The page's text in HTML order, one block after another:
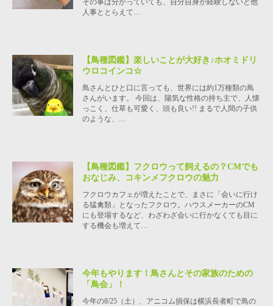
人事ととらえて…
【鳥種図鑑】楽しいことが大好き♪ホオミドリ
ウロコインコ☆
鳥さんとひと口に言っても、世界には約1万種類の鳥
さんがいます。 今回は、陽気な性格の持ち主で、人懐
っこく、仕草も可愛く、頭も良い!! まるで人間の子供
のような、…
【鳥種図鑑】フクロウって飼えるの？CMでも
おなじみ、コキンメフクロウの魅力
フクロウカフェが増えたことで、まさに「会いに行け
る猛禽類」となったフクロウ。ハウスメーカーのCM
にも登場するなど、わざわざ会いに行かなくても目に
する機会も増えて…
今年もやります！鳥さんとその家族のための
「鳥会」！
今年の8/25（土）、アニコム損保は横浜長者町で鳥の